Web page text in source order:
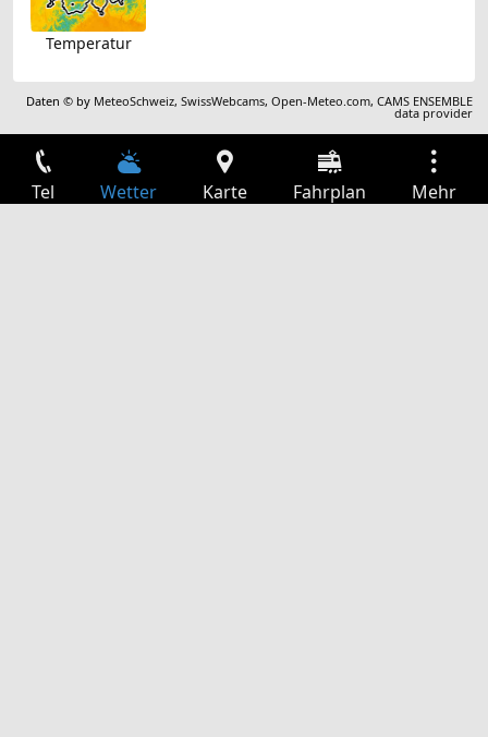
Temperatur
Daten © by MeteoSchweiz,SwissWebcams,Open-Meteo.com,CAMS ENSEMBLE
data provider
Tel Wetter Karte Fahrplan Mehr